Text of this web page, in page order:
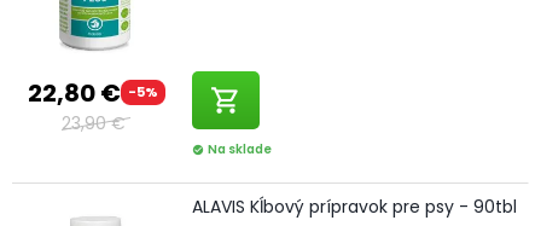
22,80 € -5%
23,90 €
shopping_cart
check_circle Na sklade
ALAVIS Kĺbový prípravok pre psy - 90tbl